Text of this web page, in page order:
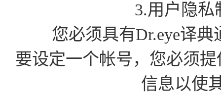
3.用户隐私
您必须具有Dr.eye译典
要设定一个帐号，您必须
信息以使